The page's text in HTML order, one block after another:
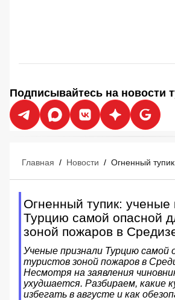
Подписывайтесь на новости
Главная / Новости /
Огненный тупик: ученые
Турцию самой опасной
зоной пожаров в
Ученые признали Турцию самой
туристов зоной пожаров в
Несмотря на заявления
ухудшается. Разбираем, какие
избегать в августе и как